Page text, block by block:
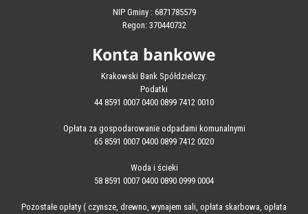
NIP Gminy : 6871785579
Regon: 370440732
Konta bankowe
Krakowski Bank Spółdzielczy:
Podatki
44 8591 0007 0400 0899 7412 0010
Opłata za gospodarowanie odpadami komunalnymi
65 8591 0007 0400 0899 7412 0020
Woda i ścieki
58 8591 0007 0400 0890 0999 0004
Pozostałe opłaty ( czynsze, drewno, wynajem sali, opłata skarbowa, opłata